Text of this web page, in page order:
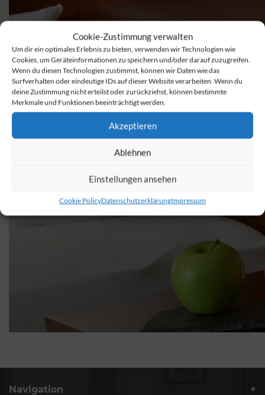
Cookie-Zustimmung verwalten
Um dir ein optimales Erlebnis zu bieten, verwenden wir Technologien wie
Cookies, um Geräteinformationen zu speichern und/oder darauf zuzugreifen.
Wenn du diesen Technologien zustimmst, können wir Daten wie das
Surfverhalten oder eindeutige IDs auf dieser Website verarbeiten. Wenn du
deine Zustimmung nicht erteilst oder zurückziehst, können bestimmte
Merkmale und Funktionen beeinträchtigt werden.
Akzeptieren
Ablehnen
Einstellungen ansehen
Cookie PolicyDatenschutzerklärungImpressum
Navigation